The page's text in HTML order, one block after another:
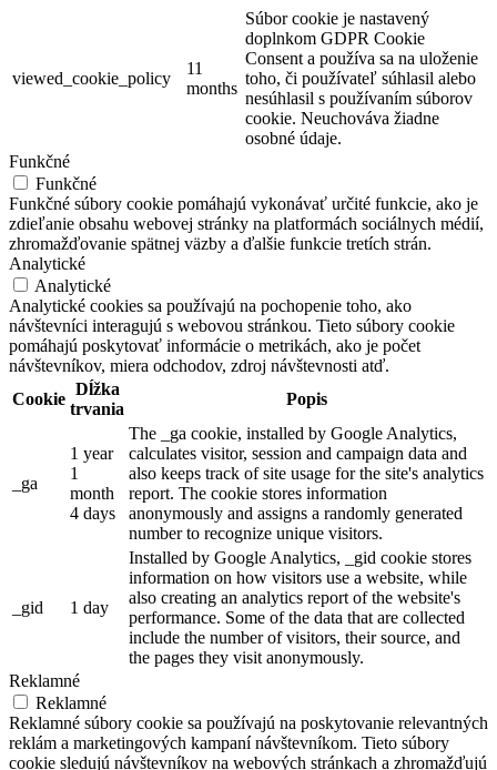
viewed_cookie_policy
11
months
Súbor cookie je nastavený
doplnkom GDPR Cookie
Consent a používa sa na uloženie
toho, či používateľ súhlasil alebo
nesúhlasil s používaním súborov
cookie. Neuchováva žiadne
osobné údaje.
Funkčné
Funkčné
Funkčné súbory cookie pomáhajú vykonávať určité funkcie, ako je
zdieľanie obsahu webovej stránky na platformách sociálnych médií,
zhromažďovanie spätnej väzby a ďalšie funkcie tretích strán.
Analytické
Analytické
Analytické cookies sa používajú na pochopenie toho, ako
návštevníci interagujú s webovou stránkou. Tieto súbory cookie
pomáhajú poskytovať informácie o metrikách, ako je počet
návštevníkov, miera odchodov, zdroj návštevnosti atď.
Cookie
Dĺžka
trvania
Popis
_ga
1 year
1
month
4 days
The _ga cookie, installed by Google Analytics,
calculates visitor, session and campaign data and
also keeps track of site usage for the site's analytics
report. The cookie stores information
anonymously and assigns a randomly generated
number to recognize unique visitors.
_gid 1 day
Installed by Google Analytics, _gid cookie stores
information on how visitors use a website, while
also creating an analytics report of the website's
performance. Some of the data that are collected
include the number of visitors, their source, and
the pages they visit anonymously.
Reklamné
Reklamné
Reklamné súbory cookie sa používajú na poskytovanie relevantných
reklám a marketingových kampaní návštevníkom. Tieto súbory
cookie sledujú návštevníkov na webových stránkach a zhromažďujú